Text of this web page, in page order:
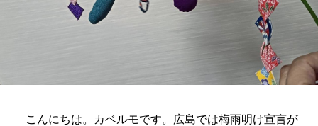
こんにちは。カベルモです。広島では梅雨明け宣言が